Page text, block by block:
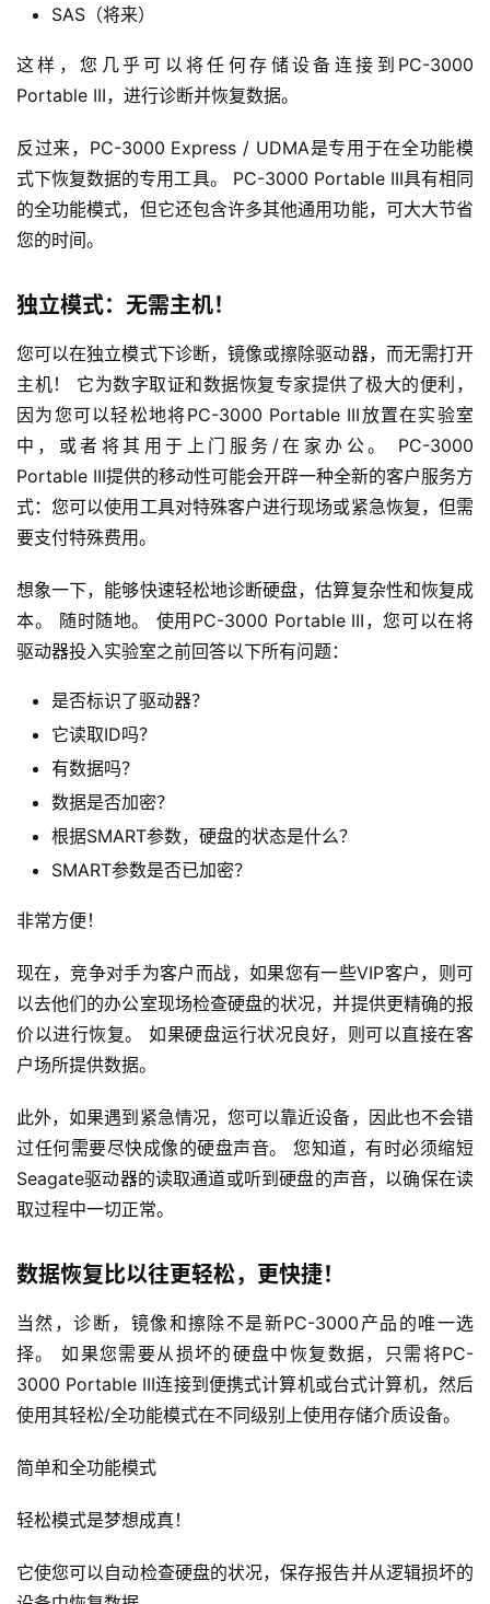
SAS（将来）
这样，您几乎可以将任何存储设备连接到PC-3000
Portable III，进行诊断并恢复数据。
反过来，PC-3000 Express / UDMA是专用于在全功能模
式下恢复数据的专用工具。 PC-3000 Portable III具有相同
的全功能模式，但它还包含许多其他通用功能，可大大节省
您的时间。
独立模式：无需主机！
您可以在独立模式下诊断，镜像或擦除驱动器，而无需打开
主机！ 它为数字取证和数据恢复专家提供了极大的便利，
因为您可以轻松地将PC-3000 Portable III放置在实验室
中，或者将其用于上门服务/在家办公。 PC-3000
Portable III提供的移动性可能会开辟一种全新的客户服务方
式：您可以使用工具对特殊客户进行现场或紧急恢复，但需
要支付特殊费用。
想象一下，能够快速轻松地诊断硬盘，估算复杂性和恢复成
本。 随时随地。 使用PC-3000 Portable III，您可以在将
驱动器投入实验室之前回答以下所有问题：
是否标识了驱动器？
它读取ID吗？
有数据吗？
数据是否加密？
根据SMART参数，硬盘的状态是什么？
SMART参数是否已加密？
非常方便！
现在，竞争对手为客户而战，如果您有一些VIP客户，则可
以去他们的办公室现场检查硬盘的状况，并提供更精确的报
价以进行恢复。 如果硬盘运行状况良好，则可以直接在客
户场所提供数据。
此外，如果遇到紧急情况，您可以靠近设备，因此也不会错
过任何需要尽快成像的硬盘声音。 您知道，有时必须缩短
Seagate驱动器的读取通道或听到硬盘的声音，以确保在读
取过程中一切正常。
数据恢复比以往更轻松，更快捷！
当然，诊断，镜像和擦除不是新PC-3000产品的唯一选
择。 如果您需要从损坏的硬盘中恢复数据，只需将PC-
3000 Portable III连接到便携式计算机或台式计算机，然后
使用其轻松/全功能模式在不同级别上使用存储介质设备。
简单和全功能模式
轻松模式是梦想成真！
它使您可以自动检查硬盘的状况，保存报告并从逻辑损坏的